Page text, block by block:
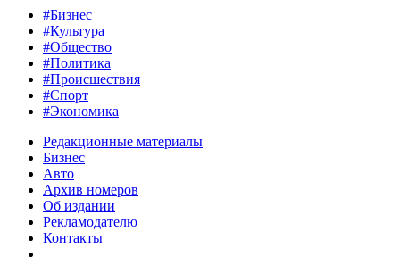
#Бизнес
#Культура
#Общество
#Политика
#Происшествия
#Спорт
#Экономика
Редакционные материалы
Бизнес
Авто
Архив номеров
Об издании
Рекламодателю
Контакты